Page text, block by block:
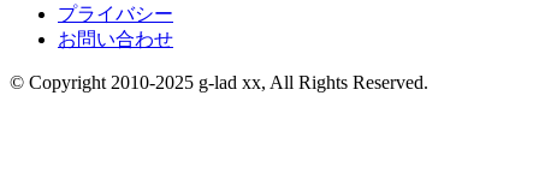
プライバシー
お問い合わせ
© Copyright 2010-2025 g-lad xx, All Rights Reserved.